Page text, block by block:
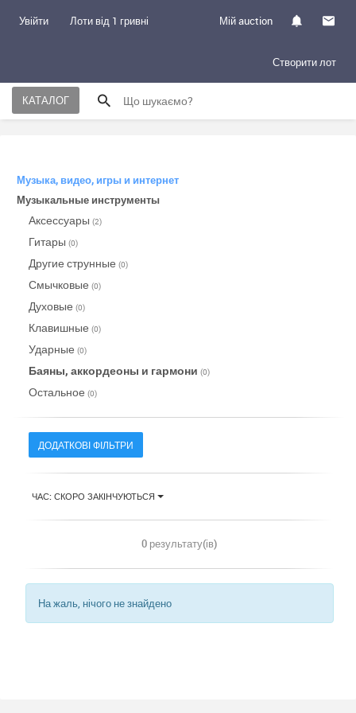
Увійти Лоти від 1 гривні Мій auction
Створити лот
КАТАЛОГ
Музыка, видео, игры и интернет
Музыкальные инструменты
Аксессуары (2)
Гитары (0)
Другие струнные (0)
Смычковые (0)
Духовые (0)
Клавишные (0)
Ударные (0)
Баяны, аккордеоны и гармони (0)
Остальное (0)
ДОДАТКОВІ ФІЛЬТРИ
ЧАС: СКОРО ЗАКІНЧУЮТЬСЯ
0 результату(ів)
На жаль, нічого не знайдено